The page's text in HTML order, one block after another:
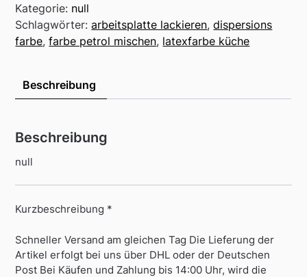
Kategorie: null
Schlagwörter:arbeitsplatte lackieren,dispersions
farbe,farbe petrol mischen, latexfarbe küche
Beschreibung
Beschreibung
null
Kurzbeschreibung *
Schneller Versand am gleichen Tag Die Lieferung der
Artikel erfolgt bei uns über DHL oder der Deutschen
Post Bei Käufen und Zahlung bis 14:00 Uhr, wird die